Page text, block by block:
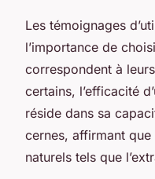
Les témoignages
l’importance de
correspondent à
certains, l’efficacité
réside dans sa
cernes, affirmant
naturels tels que